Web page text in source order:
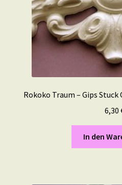
Rokoko Traum – Gips
6,30
In den